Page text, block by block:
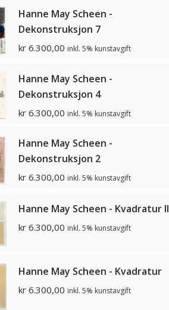
Hanne May Scheen -
Dekonstruksjon 7
kr 6.300,00 inkl. 5% kunstavgift
Hanne May Scheen -
Dekonstruksjon 4
kr 6.300,00 inkl. 5% kunstavgift
Hanne May Scheen -
Dekonstruksjon 2
kr 6.300,00 inkl. 5% kunstavgift
Hanne May Scheen - Kvadratur II
kr 6.300,00 inkl. 5% kunstavgift
Hanne May Scheen - Kvadratur
kr 6.300,00 inkl. 5% kunstavgift